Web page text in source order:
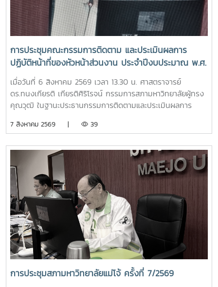
การประชุมคณะกรรมการติดตาม และประเมินผลการ
ปฏิบัติหน้าที่ของหัวหน้าส่วนงาน ประจำปีงบประมาณ พ.ศ.
2569 ครั้งที่ 3/2569
เมื่อวันที่ 6 สิงหาคม 2569 เวลา 13.30 น. ศาสตราจารย์
ดร.ทนงเกียรติ เกียรติศิริโรจน์ กรรมการสภามหาวิทยาลัยผู้ทรง
คุณวุฒิ ในฐานะประธานกรรมการติดตามและประเมินผลการ
เป็นประธานการประชุมคณะกรรมการติดตามและประเมินผลการ
สภามหาวิทยาลัย ชั้น 5 อาคารสำนักงานมหาวิทยาลัย 2
มหาวิทยาลัยแม่โจ้ ในการประชุมครั้งนี้ มีคณะกรรมการเข้าร่วม
ประชุม ประกอบด้วย ผู้ช่วยศาสตราจารย์ ดร.สุริยจรัส เตชะตัน
มีนสกุล รองอธิการบดี (ผู้แทนอธิการบดี) ผู้ช่วยศาสตราจารย์
ดร.ชนาพร ขันธบุตร รองศาสตราจารย์ ว่าที่ร้อยตรี ดร.จงกล
พรมยะ ผู้ช่วยศาสตราจารย์ ดร.พิมพ์ชนก สังข์แก้ว ประธาน
สภาพนักงาน และผู้ช่วยศาสตราจารย์ ดร.ปรีดา ศรีนฤวรรณ ผู้
ช่วยอธิการบดี ปฏิบัติหน้าที่เลขานุการคณะกรรมการฯ โดยมีผู้
อำนวยการกองเลขานุการสภามหาวิทยาลัย และหัวหน้างานสรรหา
ติดตามและประเมินผล ปฏิบัติหน้าที่ผู้ช่วยเลขานุการ การประชุม
ดังกล่าวจัดขึ้นเพื่อดำเนินการติดตามและประเมินผลการปฏิบัติ
หน้าที่ของหัวหน้าส่วนงานตามกรอบและหลักเกณฑ์ที่มหาวิทยาลัย
7 สิงหาคม 2569 | 39
การประชุมสภามหาวิทยาลัยแม่โจ้ ครั้งที่ 7/2569